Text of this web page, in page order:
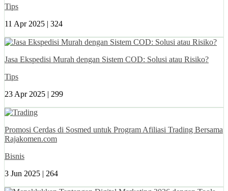
Tips
11 Apr 2025 | 324
Jasa Ekspedisi Murah dengan Sistem COD: Solusi atau Risiko?
Tips
23 Apr 2025 | 299
Promosi Cerdas di Sosmed untuk Program Afiliasi Trading Bersama
Rajakomen.com
Bisnis
3 Jun 2025 | 264